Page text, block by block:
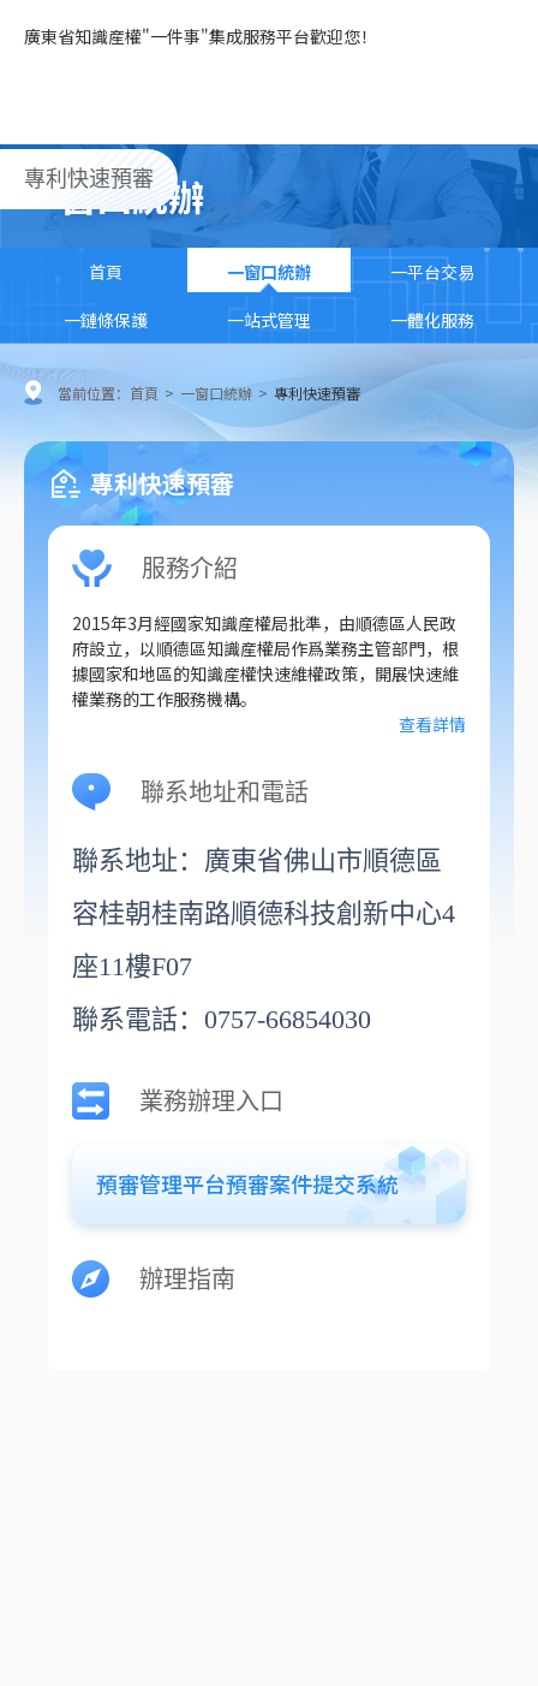
廣東省知識産權"一件事"集成服務平台歡迎您！
一窗口統辦
首頁 一窗口統辦
一平台交易
一鏈條保護
一站式管理 一體化服務
專利快速預審
當前位置： 首頁 > 一窗口統辦 > 專利快速預審
專利快速預審
服務介紹
2015年3月經國家知識産權局批準，由順德區人民政
府設立，以順德區知識産權局作爲業務主管部門，根
據國家和地區的知識産權快速維權政策，開展快速維
權業務的工作服務機構。
查看詳情
聯系地址和電話
聯系地址：廣東省佛山市順德區
容桂朝桂南路順德科技創新中心4
座11樓F07
聯系電話：0757-66854030
業務辦理入口
預審管理平台預審案件提交系統
辦理指南